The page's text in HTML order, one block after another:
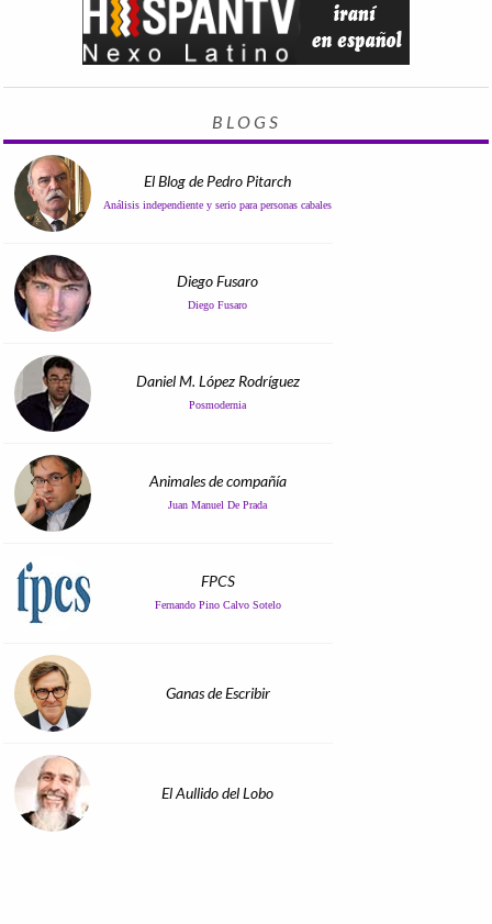
BLOGS
El Blog de Pedro Pitarch
Análisis independiente y serio para personas cabales
Diego Fusaro
Diego Fusaro
Daniel M. López Rodríguez
Posmodernia
Animales de compañía
Juan Manuel De Prada
FPCS
Fernando Pino Calvo Sotelo
Ganas de Escribir
El Aullido del Lobo